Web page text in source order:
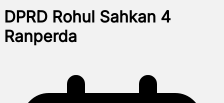
DPRD Rohul Sahkan 4
Ranperda